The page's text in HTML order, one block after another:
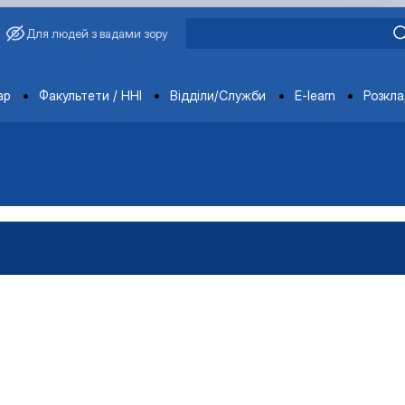
Для людей з вадами зору
Факультети / ННІ Відділи/Служби E-learn